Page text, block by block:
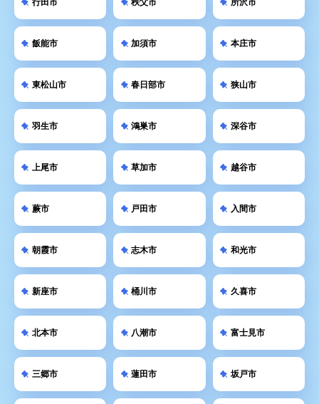
行田市 秩父市 所沢市
飯能市 加須市 本庄市
東松山市 春日部市 狭山市
羽生市 鴻巣市 深谷市
上尾市 草加市 越谷市
蕨市 戸田市 入間市
朝霞市 志木市 和光市
新座市 桶川市 久喜市
北本市 八潮市 富士見市
三郷市 蓮田市 坂戸市